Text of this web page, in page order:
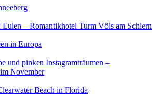
– Romantikhotel Turm Völs am Schlern
in Europa
und pinken Instagramträumen –
November
Beach in Florida